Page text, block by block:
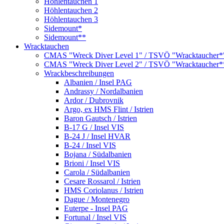
Höhlentauchen 2
Höhlentauchen 3
Sidemount*
Sidemount**
Wracktauchen
CMAS "Wreck Diver Level 1" / TSVÖ
CMAS "Wreck Diver Level 2" / TSVÖ
Wrackbeschreibungen
Albanien / Insel PAG
Andrassy / Nordalbanien
Ardor / Dubrovnik
Argo, ex HMS Flint / Istrien
Baron Gautsch / Istrien
B-17 G / Insel VIS
B-24 J / Insel HVAR
B-24 / Insel VIS
Bojana / Südalbanien
Brioni / Insel VIS
Carola / Südalbanien
Cesare Rossarol / Istrien
HMS Coriolanus / Istrien
Dague / Montenegro
Euterpe - Insel PAG
Fortunal / Insel VIS